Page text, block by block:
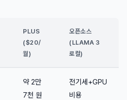
PLUS
($20/
월)
오픈소스
(LLAMA 3
로컬)
약 2만
7천 원
전기세+GPU
비용